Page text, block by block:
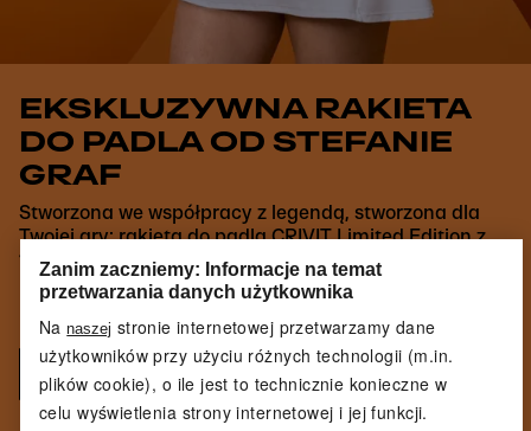
EKSKLUZYWNA RAKIETA
DO PADLA OD STEFANIE
GRAF
Stworzona we współpracy z legendą, stworzona dla
Twojej gry: rakieta do padla CRIVIT Limited Edition z
12K Carbon i najwyższej jakości technologią zapewnia
maksymalną wydajność na korcie. Dla każdego
poziomu gry.
Dowiedz się więcej
Zanim zaczniemy: Informacje na temat
przetwarzania danych użytkownika
Nanaszej stronie internetowej przetwarzamy dane
użytkowników przy użyciu różnych technologii (m.in.
plików cookie), o ile jest to technicznie konieczne w
celu wyświetlenia strony internetowej i jej funkcji.